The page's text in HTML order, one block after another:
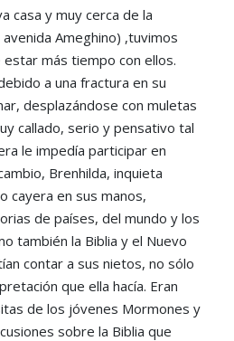
casa y muy cerca de la
Ameghino) ,tuvimos
más tiempo con ellos.
a una fractura en su
desplazándose con muletas
callado, serio y pensativo tal
le impedía participar en
Brenhilda, inquieta
cayera en sus manos,
de países, del mundo y los
también la Biblia y el Nuevo
contar a sus nietos, no sólo
que ella hacía. Eran
de los jóvenes Mormones y
sobre la Biblia que